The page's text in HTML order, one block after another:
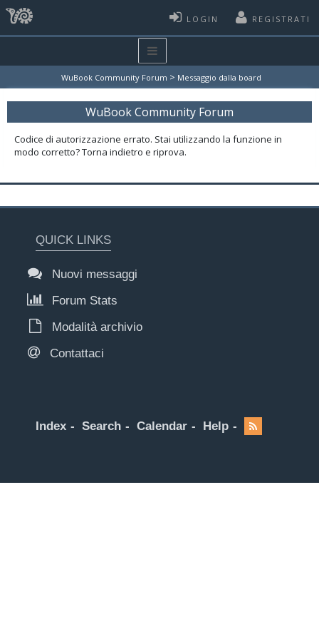
LOGIN REGISTRATI
WuBook Community Forum > Messaggio dalla board
WuBook Community Forum
Codice di autorizzazione errato. Stai utilizzando la funzione in
modo corretto? Torna indietro e riprova.
QUICK LINKS
Nuovi messaggi
Forum Stats
Modalità archivio
Contattaci
Index Search Calendar Help